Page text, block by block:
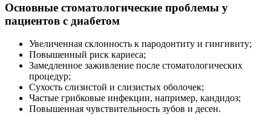
Основные стоматологические проблемы у
пациентов с диабетом
Увеличенная склонность к пародонтиту и гингивиту;
Повышенный риск кариеса;
Замедленное заживление после стоматологических
процедур;
Сухость слизистой и слизистых оболочек;
Частые грибковые инфекции, например, кандидоз;
Повышенная чувствительность зубов и десен.